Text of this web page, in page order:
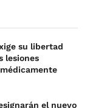
su libertad
lesiones
el nuevo